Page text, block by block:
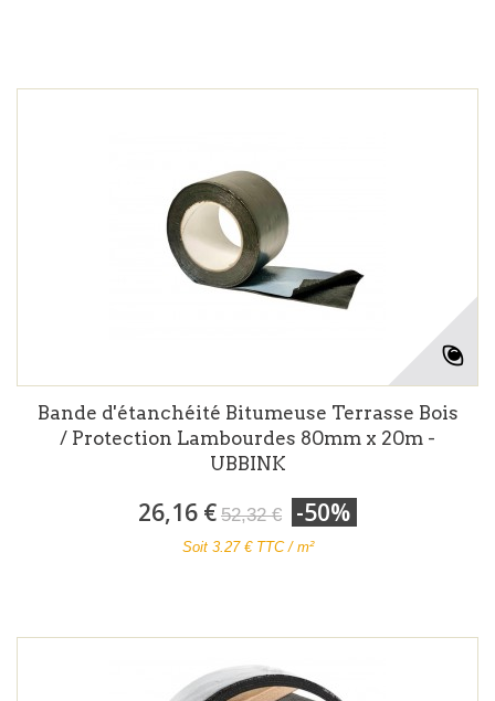
Bande d'étanchéité Bitumeuse Terrasse Bois
/ Protection Lambourdes 80mm x 20m -
UBBINK
26,16 € 52,32 € -50%
Soit 3.27€ TTC / m²